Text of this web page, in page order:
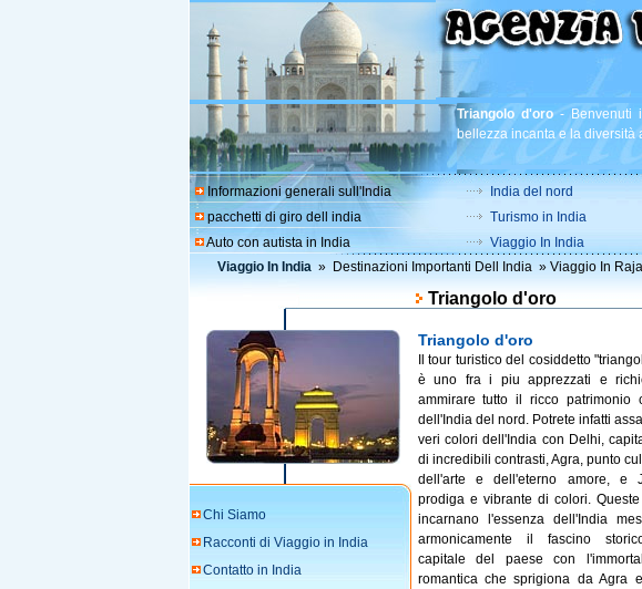
Triangolo d'oro-Benvenuti
bellezza incanta e la diversità
Informazioni generali sull'India
pacchetti di giro dell india
Auto con autista in India
India del nord
Turismo in India
Viaggio In India
Viaggio In India» Destinazioni Importanti Dell India» Viaggio In
Triangolo d'oro
Chi Siamo
Racconti di Viaggio in India
Contatto in India
Triangolo d'oro
Il tour turistico del cosiddetto
è uno fra i piu apprezzati e
ammirare tutto il ricco patrimonio
dell'India del nord. Potrete infatti
veri colori dell'India con Delhi,
di incredibili contrasti, Agra, punto
dell'arte e dell'eterno amore, e
prodiga e vibrante di colori.
incarnano l'essenza dell'India
armonicamente il fascino
capitale del paese con
romantica che sprigiona da Agra